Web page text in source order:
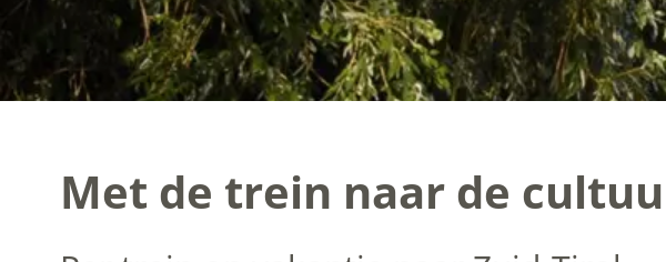
Met de trein naar de